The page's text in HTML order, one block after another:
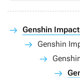
Genshin
Genshin